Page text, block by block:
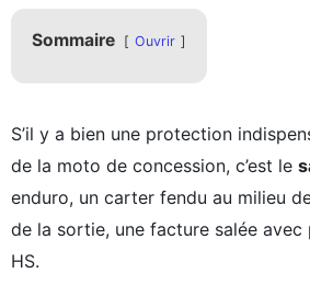
Sommaire Ouvrir
S’il y a bien une protection
de la moto de concession, c’est le
enduro, un carter fendu au milieu
de la sortie, une facture salée
HS.